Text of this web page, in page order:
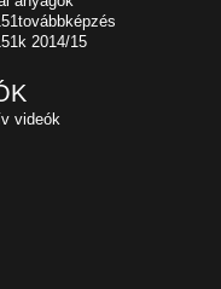
2014/15
videók